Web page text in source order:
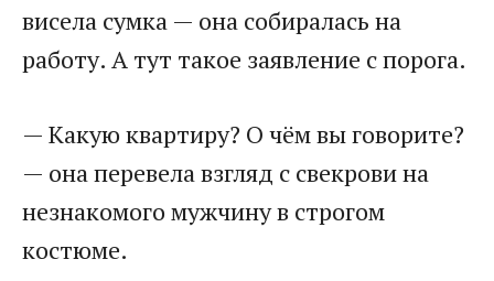
висела сумка — она собиралась на
работу. А тут такое заявление с порога.
— Какую квартиру? О чём вы говорите?
— она перевела взгляд с свекрови на
незнакомого мужчину в строгом
костюме.